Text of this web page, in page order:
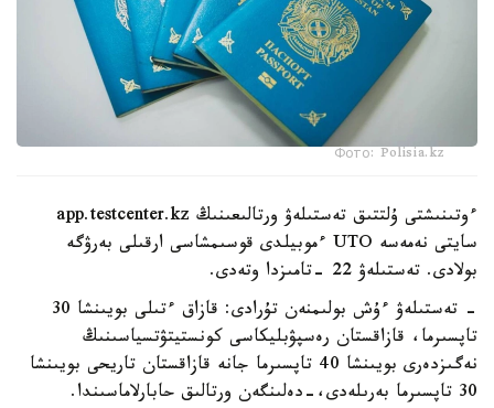
Фото: Polisia.kz
ءوتىنىشتى ۇلتتىق تەستىلەۋ ورتالىعىنىڭ app.testcenter.kz
سايتى نەمەسە UTO ءموبيلدى قوسىمشاسى ارقىلى بەرۋگە
بولادى. تەستىلەۋ 22 -تامىزدا وتەدى.
- تەستىلەۋ ءۇش بولىمنەن تۇرادى: قازاق ءتىلى بويىنشا 30
تاپسىرما، قازاقستان رەسپۋبليكاسى كونستيتۋتسياسىنىڭ
نەگىزدەرى بويىنشا 40 تاپسىرما جانە قازاقستان تاريحى بويىنشا
30 تاپسىرما بەرىلەدى،-دەلىنگەن ورتالىق حابارلاماسىندا.